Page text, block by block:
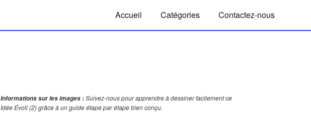
Accueil Catégories Contactez-nous
Informations sur les images :Suivez-nous pour apprendre à dessiner facilement ce
Idée Évoli (2) grâce à un guide étape par étape bien conçu.